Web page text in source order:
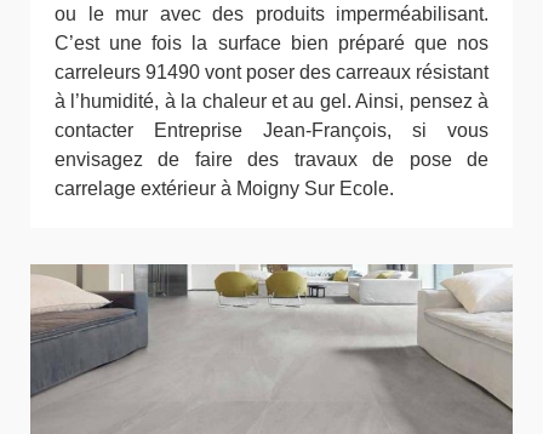
ou le mur avec des produits imperméabilisant.
C’est une fois la surface bien préparé que nos
carreleurs 91490 vont poser des carreaux résistant
à l’humidité, à la chaleur et au gel. Ainsi, pensez à
contacter Entreprise Jean-François, si vous
envisagez de faire des travaux de pose de
carrelage extérieur à Moigny Sur Ecole.